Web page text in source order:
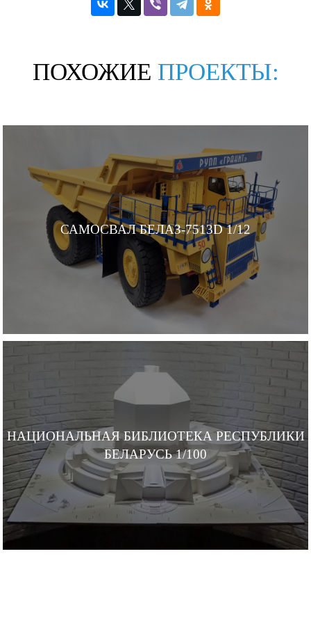
ПОХОЖИЕ ПРОЕКТЫ:
САМОСВАЛ БЕЛАЗ-7513D 1/12
НАЦИОНАЛЬНАЯ БИБЛИОТЕКА РЕСПУБЛИКИ
БЕЛАРУСЬ 1/100